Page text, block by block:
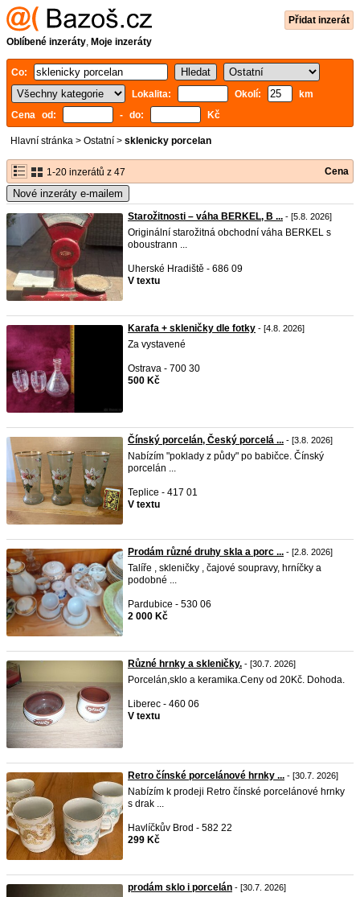
Přidat inzerát
Oblíbené inzeráty, Moje inzeráty
Co:
Lokalita:
Okolí:
km
Cena od:
- do: Kč
Hlavní stránka > Ostatní > sklenicky porcelan
1-20 inzerátů z 47 Cena
Nové inzeráty e-mailem
Starožitnosti – váha BERKEL, B ... - [5.8. 2026]
Originální starožitná obchodní váha BERKEL s
oboustrann ...
Uherské Hradiště - 686 09
V textu
Karafa + skleničky dle fotky - [4.8. 2026]
Za vystavené
Ostrava - 700 30
500 Kč
Čínský porcelán, Český porcelá ... - [3.8. 2026]
Nabízím "poklady z půdy" po babičce. Čínský
porcelán ...
Teplice - 417 01
V textu
Prodám různé druhy skla a porc ... - [2.8. 2026]
Talíře , skleničky , čajové soupravy, hrníčky a
podobné ...
Pardubice - 530 06
2 000 Kč
Různé hrnky a skleničky. - [30.7. 2026]
Porcelán,sklo a keramika.Ceny od 20Kč. Dohoda.
Liberec - 460 06
V textu
Retro čínské porcelánové hrnky ... - [30.7. 2026]
Nabízím k prodeji Retro čínské porcelánové hrnky
s drak ...
Havlíčkův Brod - 582 22
299 Kč
prodám sklo i porcelán - [30.7. 2026]